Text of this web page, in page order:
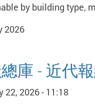
by building type,
2026
庫 - 近代
22, 2026 - 11:18